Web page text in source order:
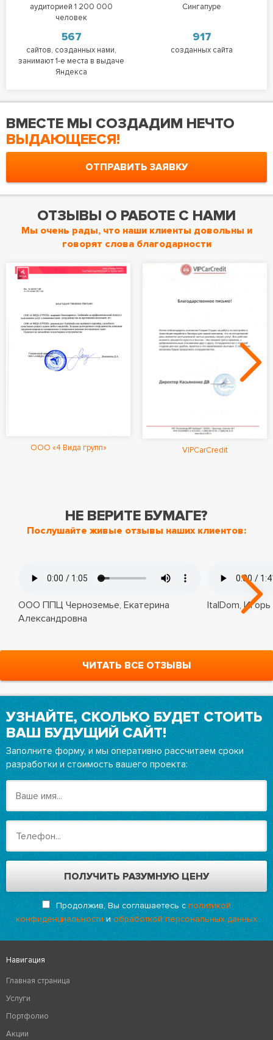
аудиторией 1 200 000
человек
Сингапуре
567
сайтов, созданных нами,
занимают 1-е места в выдаче
Яндекса
917
созданных сайта
ВМЕСТЕ МЫ СОЗДАДИМ НЕЧТО
ВЫДАЮЩЕЕСЯ!
ОТПРАВИТЬ ЗАЯВКУ
ОТЗЫВЫ О РАБОТЕ С НАМИ
Мы очень рады, что наши клиенты довольны и
говорят слова благодарности
ООО «4 Вида групп» VIPCarCredit
НЕ ВЕРИТЕ БУМАГЕ?
Послушайте живые отзывы наших клиентов:
ООО ППЦ Черноземье, Екатерина
Александровна
ItalDom, Игорь
ЧИТАТЬ ВСЕ ОТЗЫВЫ
УЗНАЙТЕ, СКОЛЬКО БУДЕТ СТОИТЬ
ВАШ БУДУЩИЙ САЙТ!
Заполните форму, и мы оперативно рассчитаем сроки
разработки и стоимость вашего проекта:
Продолжив, Вы соглашаетесь с политикой
конфиденциальности и обработкой персональных данных
Навигация
Главная страница
Услуги
Портфолио
Акции